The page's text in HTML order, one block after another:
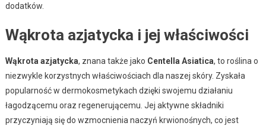
dodatków.
Wąkrota azjatycka i jej właściwości
Wąkrota azjatycka, znana także jako Centella Asiatica, to roślina o
niezwykle korzystnych właściwościach dla naszej skóry. Zyskała
popularność w dermokosmetykach dzięki swojemu działaniu
łagodzącemu oraz regenerującemu. Jej aktywne składniki
przyczyniają się do wzmocnienia naczyń krwionośnych, co jest